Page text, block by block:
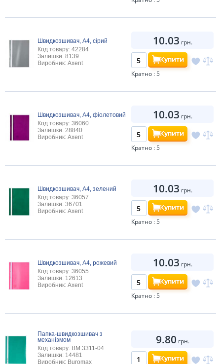
Швидкозшивач, А4, сірий
Код товару: 42284
Залишки: 8139
Виробник: Axent
10.03 грн.
Купити
Кратно : 5
Швидкозшивач, А4, фіолетовий
Код товару: 36060
Залишки: 28840
Виробник: Axent
10.03 грн.
Купити
Кратно : 5
Швидкозшивач, А4, зелений
Код товару: 36057
Залишки: 36701
Виробник: Axent
10.03 грн.
Купити
Кратно : 5
Швидкозшивач, А4, рожевий
Код товару: 36055
Залишки: 12613
Виробник: Axent
10.03 грн.
Купити
Кратно : 5
Папка-швидкозшивач з
механізмом
Код товару: BM.3311-04
Залишки: 14481
Виробник: Buromax
9.80 грн.
Купити